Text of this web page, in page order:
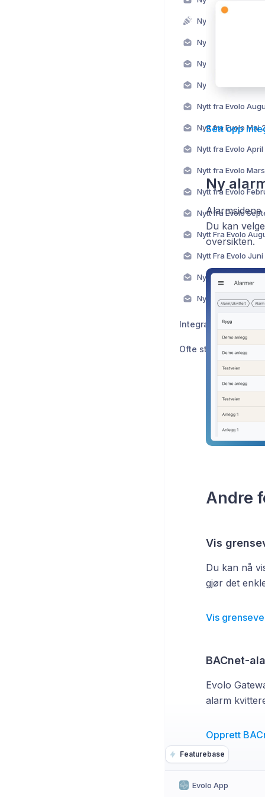
Featurebase
Nytt fra Evolo April
Nytt fra Evolo Mars
Nytt fra Evolo
Nytt fra Evolo
Nytt fra Evolo
Nytt fra Evolo Mai
Nytt fra Evolo
Nytt fra Evolo
Nytt fra Evolo
Nytt fra Evolo
Nytt Fra Evolo
Nytt Fra Evolo
Nytt fra Evolo
Nytt fra Evolo
Integrasjoner
Ofte stilte spørsmål
Evolo App
Sett opp
Ny
Du kan
oversikten.
Andre
Vis
Du kan nå
gjør det
Vis
BACnet-
Evolo
alarm
Opprett